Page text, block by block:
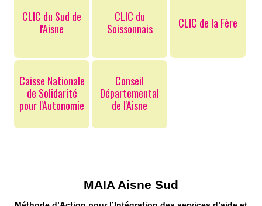
ASSOCIATIONS
ROMPRE LA SOLITUDE
CLIC du Sud de
l'Aisne
CLIC du
Soissonnais
CLIC de la Fère
Caisse Nationale
de Solidarité
pour l'Autonomie
Conseil
Départemental
de l'Aisne
MAIA Aisne Sud